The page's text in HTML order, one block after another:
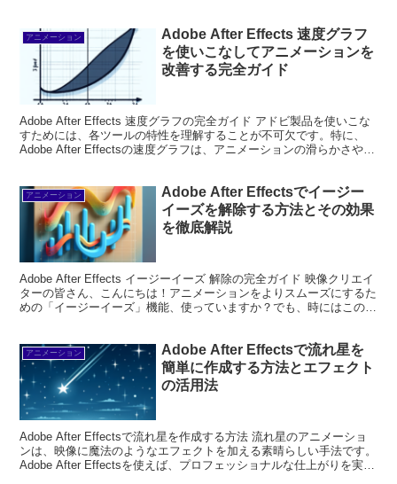
アニメーション
Adobe After Effects 速度グラフ
を使いこなしてアニメーションを
改善する完全ガイド
Adobe After Effects 速度グラフの完全ガイド アドビ製品を使いこな
すためには、各ツールの特性を理解することが不可欠です。特に、
Adobe After Effectsの速度グラフは、アニメーションの滑らかさやダ
アニメーション
Adobe After Effectsでイージー
イーズを解除する方法とその効果
を徹底解説
Adobe After Effects イージーイーズ 解除の完全ガイド 映像クリエイ
ターの皆さん、こんにちは！アニメーションをよりスムーズにするた
めの「イージーイーズ」機能、使っていますか？でも、時にはこの機
アニメーション
Adobe After Effectsで流れ星を
簡単に作成する方法とエフェクト
の活用法
Adobe After Effectsで流れ星を作成する方法 流れ星のアニメーショ
ンは、映像に魔法のようなエフェクトを加える素晴らしい手法です。
Adobe After Effectsを使えば、プロフェッショナルな仕上がりを実現